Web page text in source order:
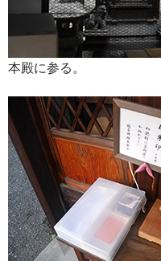
本殿に参る。